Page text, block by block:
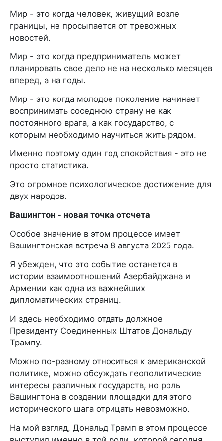
Мир - это когда человек, живущий возле
границы, не просыпается от тревожных
новостей.
Мир - это когда предприниматель может
планировать свое дело не на несколько месяцев
вперед, а на годы.
Мир - это когда молодое поколение начинает
воспринимать соседнюю страну не как
постоянного врага, а как государство, с
которым необходимо научиться жить рядом.
Именно поэтому один год спокойствия - это не
просто статистика.
Это огромное психологическое достижение для
двух народов.
Вашингтон - новая точка отсчета
Особое значение в этом процессе имеет
Вашингтонская встреча 8 августа 2025 года.
Я убежден, что это событие останется в
истории взаимоотношений Азербайджана и
Армении как одна из важнейших
дипломатических страниц.
И здесь необходимо отдать должное
Президенту Соединенных Штатов Дональду
Трампу.
Можно по-разному относиться к американской
политике, можно обсуждать геополитические
интересы различных государств, но роль
Вашингтона в создании площадки для этого
исторического шага отрицать невозможно.
На мой взгляд, Дональд Трамп в этом процессе